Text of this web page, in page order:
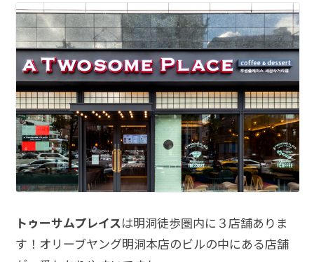
トゥーサムプレイスは明洞徒歩圏内に３店舗ありま
す！オリーブヤング明洞本店のビルの中にある店舗